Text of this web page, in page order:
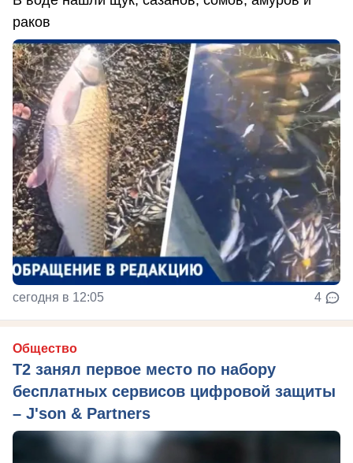
раков
сегодня в 12:05 4
Общество
Т2 занял первое место по набору
бесплатных сервисов цифровой защиты
– J'son & Partners